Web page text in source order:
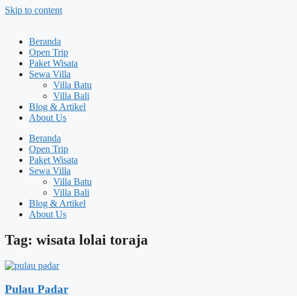
Skip to content
Beranda
Open Trip
Paket Wisata
Sewa Villa
Villa Batu
Villa Bali
Blog & Artikel
About Us
Beranda
Open Trip
Paket Wisata
Sewa Villa
Villa Batu
Villa Bali
Blog & Artikel
About Us
Tag: wisata lolai toraja
Pulau Padar